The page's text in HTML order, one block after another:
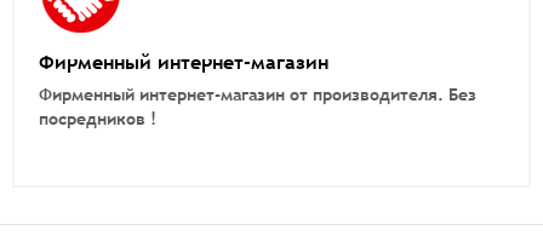
Фирменный интернет-магазин
Фирменный интернет-магазин от производителя. Без
посредников !